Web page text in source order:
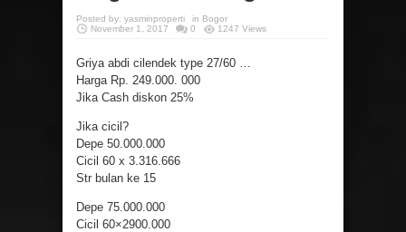
Posted by: yasminproperti in Bogor
November 1, 2017
0 1247 Views
Griya abdi cilendek type 27/60 …
Harga Rp. 249.000. 000
Jika Cash diskon 25%
Jika cicil?
Depe 50.000.000
Cicil 60 x 3.316.666
Str bulan ke 15
Depe 75.000.000
Cicil 60×2900.000